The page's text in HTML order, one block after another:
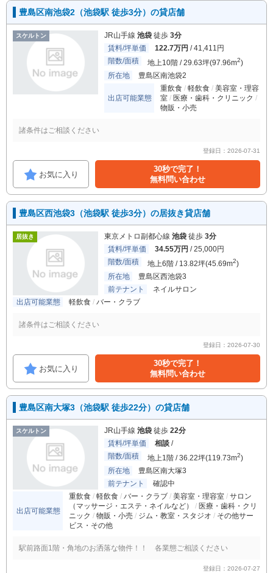
豊島区南池袋2（池袋駅 徒歩3分）の貸店舗
スケルトン JR山手線 池袋 徒歩 3分
賃料/坪単価
122.7万円 / 41,411円
階数/面積
地上10階 / 29.63坪(97.96m2)
所在地
豊島区南池袋2
出店可能業態
重飲食 軽飲食
美容室・理容
室
医療・歯科・クリニック
物販・小売
諸条件はご相談ください
登録日：2026-07-31
お気に入り
30秒で完了！
無料問い合わせ
豊島区西池袋3（池袋駅 徒歩3分）の居抜き貸店舗
居抜き 東京メトロ副都心線 池袋 徒歩 3分
賃料/坪単価
34.55万円 / 25,000円
階数/面積
地上6階 / 13.82坪(45.69m2)
所在地
豊島区西池袋3
前テナント
ネイルサロン
出店可能業態
軽飲食 バー・クラブ
諸条件はご相談ください
登録日：2026-07-30
お気に入り
30秒で完了！
無料問い合わせ
豊島区南大塚3（池袋駅 徒歩22分）の貸店舗
スケルトン JR山手線 池袋 徒歩 22分
賃料/坪単価
相談 /
階数/面積
地上1階 / 36.22坪(119.73m2)
所在地
豊島区南大塚3
前テナント
確認中
出店可能業態
重飲食 軽飲食 バー・クラブ 美容室・理容室
サロン
（マッサージ・エステ・ネイルなど）
医療・歯科・クリ
ニック
物販・小売 ジム・教室・スタジオ
その他サー
ビス・その他
駅前路面1階・角地のお洒落な物件！！ 各業態ご相談ください
登録日：2026-07-27